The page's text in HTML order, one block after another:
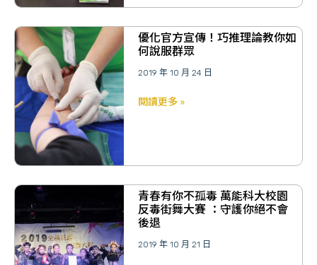
優化官方宣傳！巧推理論教你如
何說服群眾
2019 年 10 月 24 日
閱讀更多 »
青春有你不孤毒 萬能科大校園
反毒街舞大賽 ：守護你絕不會
後退
2019 年 10 月 21 日